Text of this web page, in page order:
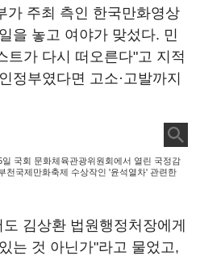
가 주최 측인 한국만화영상
을 놓고 여야가 맞섰다. 민
트가 다시 떠오른다"고 지적
정부였다면 고소·고발까지
국회 문화체육관광위원회에서 열린 국정감
천국제만화축제 수상작인 '윤석열차' 관련한
김상환 법원행정처장에게
는 것 아닌가"라고 물었고,